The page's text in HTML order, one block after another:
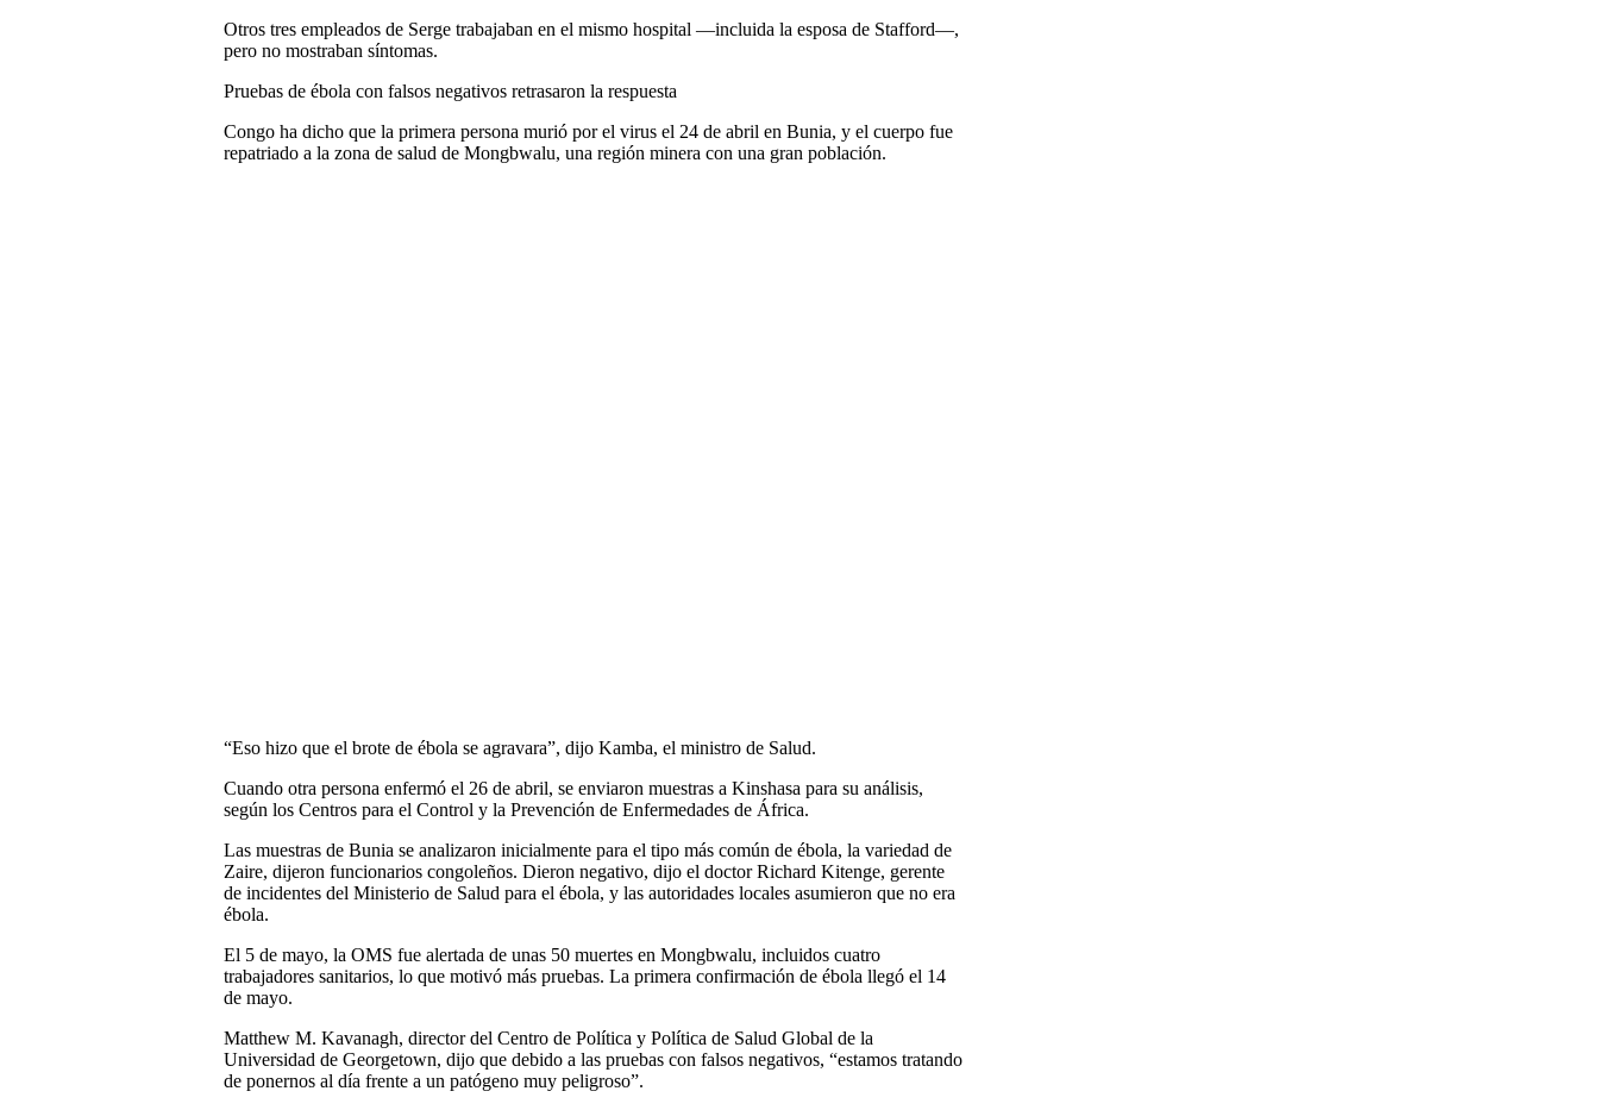
Otros tres empleados de Serge trabajaban en el mismo hospital —incluida la esposa de Stafford—,
pero no mostraban síntomas.
Pruebas de ébola con falsos negativos retrasaron la respuesta
Congo ha dicho que la primera persona murió por el virus el 24 de abril en Bunia, y el cuerpo fue
repatriado a la zona de salud de Mongbwalu, una región minera con una gran población.
“Eso hizo que el brote de ébola se agravara”, dijo Kamba, el ministro de Salud.
Cuando otra persona enfermó el 26 de abril, se enviaron muestras a Kinshasa para su análisis,
según los Centros para el Control y la Prevención de Enfermedades de África.
Las muestras de Bunia se analizaron inicialmente para el tipo más común de ébola, la variedad de
Zaire, dijeron funcionarios congoleños. Dieron negativo, dijo el doctor Richard Kitenge, gerente
de incidentes del Ministerio de Salud para el ébola, y las autoridades locales asumieron que no era
ébola.
El 5 de mayo, la OMS fue alertada de unas 50 muertes en Mongbwalu, incluidos cuatro
trabajadores sanitarios, lo que motivó más pruebas. La primera confirmación de ébola llegó el 14
de mayo.
Matthew M. Kavanagh, director del Centro de Política y Política de Salud Global de la
Universidad de Georgetown, dijo que debido a las pruebas con falsos negativos, “estamos tratando
de ponernos al día frente a un patógeno muy peligroso”.